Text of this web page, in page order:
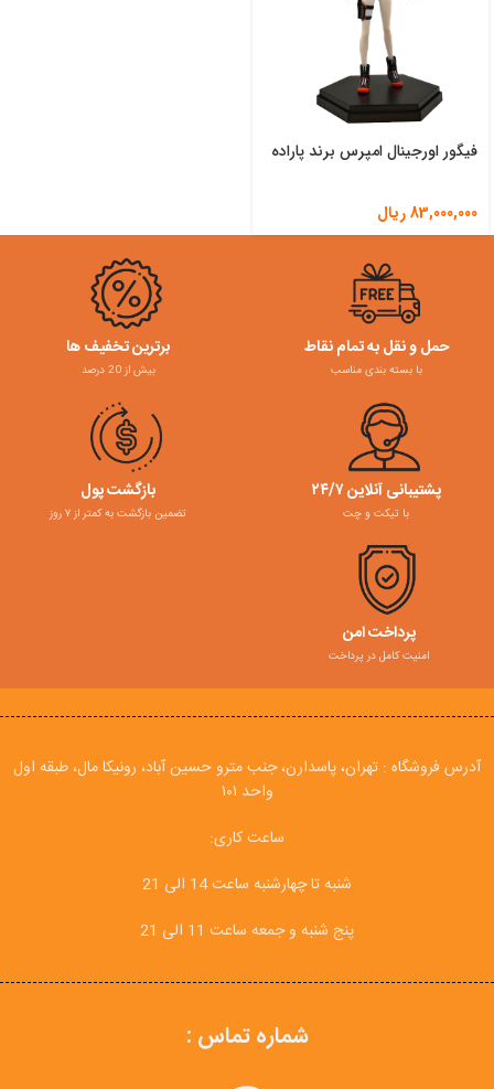
فیگور اورجینال امپرس برند پاراده
83,000,000ریال
حمل و نقل به تمام نقاط
با بسته بندی مناسب
برترین تخفیف ها
بیش از 20 درصد
پشتیبانی آنلاین ۲۴/۷
با تیکت و چت
بازگشت پول
تضمین بازگشت به کمتر از ۷ روز
پرداخت امن
امنیت کامل در پرداخت
آدرس فروشگاه : تهران، پاسدارن، جنب مترو حسین آباد، رونیکا مال، طبقه اول
واحد ۱۰۱
ساعت کاری:
شنبه تا چهارشنبه ساعت 14 الی 21
پنج شنبه و جمعه ساعت 11 الی 21
شماره تماس :